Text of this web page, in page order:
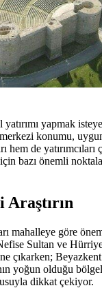
yapmak
konumu,
hem de
bazı önemli
mahalleye göre
Sultan ve
çıkarken;
yoğun olduğu
dikkat çekiyor.